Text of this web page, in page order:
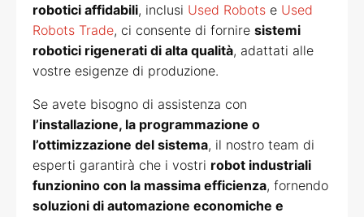
robotici affidabili, inclusi Used Robots e Used
Robots Trade, ci consente di fornire sistemi
robotici rigenerati di alta qualità, adattati alle
vostre esigenze di produzione.
Se avete bisogno di assistenza con
l’installazione, la programmazione o
l’ottimizzazione del sistema, il nostro team di
esperti garantirà che i vostri robot industriali
funzionino con la massima efficienza, fornendo
soluzioni di automazione economiche e